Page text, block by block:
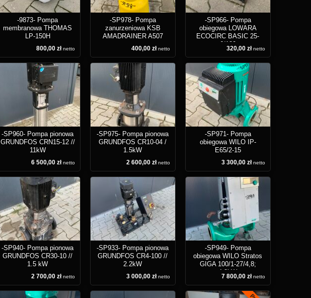
-9873- Pompa
membranowa THOMAS
LP-150H
800,00 zł netto
-SP978- Pompa
zanurzeniowa KSB
AMADRAINER A507
400,00 zł netto
-SP966- Pompa
obiegowa LOWARA
ECOCIRC BASIC 25-
6/180
320,00 zł netto
-SP960- Pompa pionowa
GRUNDFOS CRN15-12 //
11kW
6 500,00 zł netto
-SP975- Pompa pionowa
GRUNDFOS CR10-04 /
1.5kW
2 600,00 zł netto
-SP971- Pompa
obiegowa WILO IP-
E65/2-15
3 300,00 zł netto
-SP940- Pompa pionowa
GRUNDFOS CR30-10 //
1.5 kW
2 700,00 zł netto
-SP933- Pompa pionowa
GRUNDFOS CR4-100 //
2.2kW
3 000,00 zł netto
-SP949- Pompa
obiegowa WILO Stratos
GIGA 100/1-27/4,8;
4.8kW
7 800,00 zł netto